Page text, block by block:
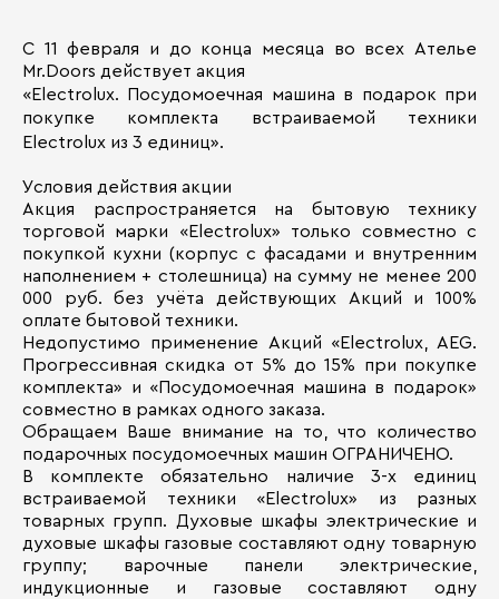
С 11 февраля и до конца месяца во всех Ателье
Mr.Doors действует акция
«Electrolux. Посудомоечная машина в подарок при
покупке комплекта встраиваемой техники
Electrolux из 3 единиц».
Условия действия акции
Акция распространяется на бытовую технику
торговой марки «Electrolux» только совместно с
покупкой кухни (корпус с фасадами и внутренним
наполнением + столешница) на сумму не менее 200
000 руб. без учёта действующих Акций и 100%
оплате бытовой техники.
Недопустимо применение Акций «Electrolux, AEG.
Прогрессивная скидка от 5% до 15% при покупке
комплекта» и «Посудомоечная машина в подарок»
совместно в рамках одного заказа.
Обращаем Ваше внимание на то, что количество
подарочных посудомоечных машин ОГРАНИЧЕНО.
В комплекте обязательно наличие 3-х единиц
встраиваемой техники «Electrolux» из разных
товарных групп. Духовые шкафы электрические и
духовые шкафы газовые составляют одну товарную
группу; варочные панели электрические,
индукционные и газовые составляют одну